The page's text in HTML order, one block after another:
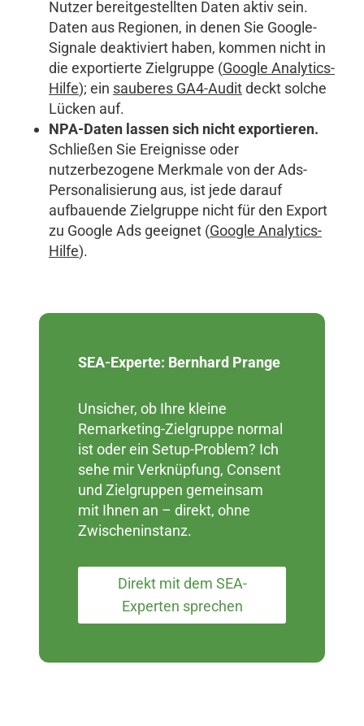
Nutzer bereitgestellten Daten aktiv sein.
Daten aus Regionen, in denen Sie Google-
Signale deaktiviert haben, kommen nicht in
die exportierte Zielgruppe (Google Analytics-
Hilfe); ein sauberes GA4-Auditdeckt solche
Lücken auf.
NPA-Daten lassen sich nicht exportieren.
Schließen Sie Ereignisse oder
nutzerbezogene Merkmale von der Ads-
Personalisierung aus, ist jede darauf
aufbauende Zielgruppe nicht für den Export
zu Google Ads geeignet (Google Analytics-
Hilfe).
SEA-Experte: Bernhard Prange
Unsicher, ob Ihre kleine
Remarketing-Zielgruppe normal
ist oder ein Setup-Problem? Ich
sehe mir Verknüpfung, Consent
und Zielgruppen gemeinsam
mit Ihnen an – direkt, ohne
Zwischeninstanz.
Direkt mit dem SEA-
Experten sprechen